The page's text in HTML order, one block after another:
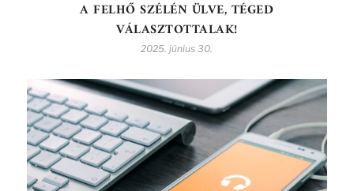
A FELHŐ SZÉLÉN ÜLVE, TÉGED
VÁLASZTOTTALAK!
2025. június 30.